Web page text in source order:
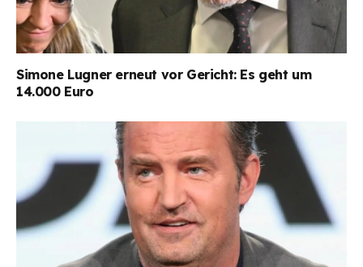
Simone Lugner erneut vor Gericht: Es geht um
14.000 Euro